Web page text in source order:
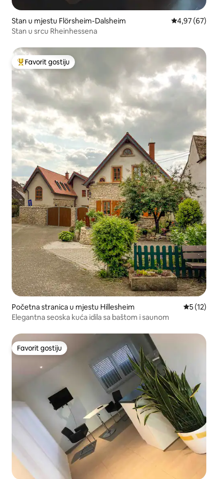
Stan u mjestu Flörsheim-Dalsheim prosječna
4,97 (67)
Stan u srcu Rheinhessena
Glavni favorit gostiju
Favorit gostiju
Početna stranica u mjestu Hillesheim prosječna
5 (12)
Elegantna seoska kuća idila sa baštom i saunom
Favorit gostiju
Favorit gostiju